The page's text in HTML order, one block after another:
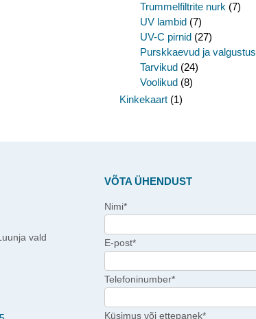
Trummelfiltrite nurk (7)
UV lambid (7)
UV-C pirnid (27)
Purskkaevud ja valgustus
Tarvikud (24)
Voolikud (8)
Kinkekaart (1)
vald
VÕTA ÜHENDUST
Nimi*
E-post*
Telefoninumber*
Küsimus või ettepanek*